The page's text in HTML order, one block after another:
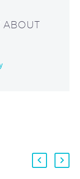
ABOUT